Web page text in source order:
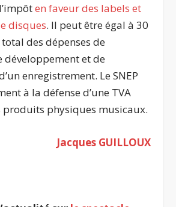
en faveur des labels et
disques. Il peut être égal à 30
des dépenses de
développement et de
enregistrement. Le SNEP
à la défense d’une TVA
produits physiques musicaux.
Jacques GUILLOUX